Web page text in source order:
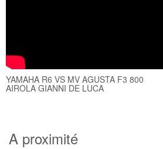
YAMAHA R6 VS MV AGUSTA F3 800
AIROLA GIANNI DE LUCA
A proximité